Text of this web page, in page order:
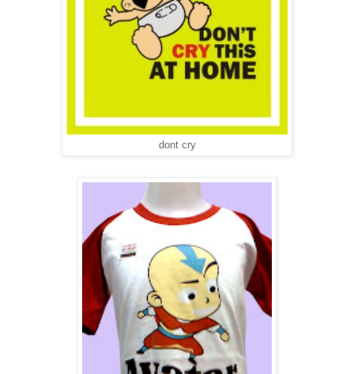
dont cry